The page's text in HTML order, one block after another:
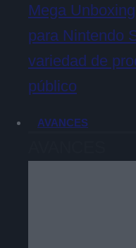
Mega
para Nintendo
variedad de
público
AVANCES